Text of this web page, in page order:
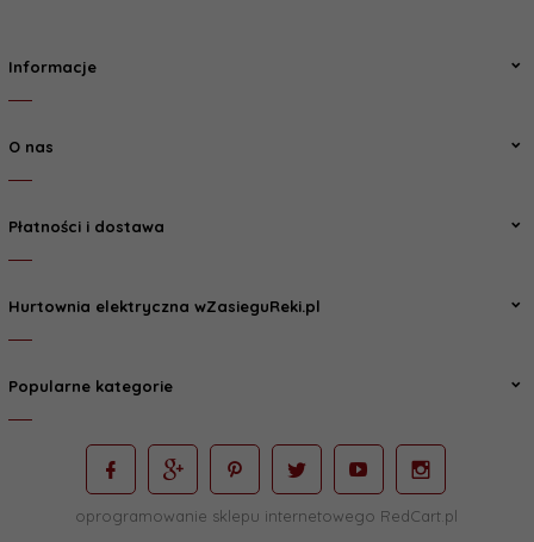
Informacje
O nas
Płatności i dostawa
Hurtownia elektryczna wZasieguReki.pl
Popularne kategorie
oprogramowanie sklepu internetowego RedCart.pl